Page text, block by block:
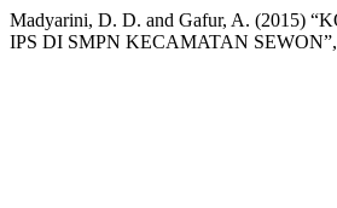
Madyarini, D. D. and Gafur, A. (2015)
IPS DI SMPN KECAMATAN SEWON”,